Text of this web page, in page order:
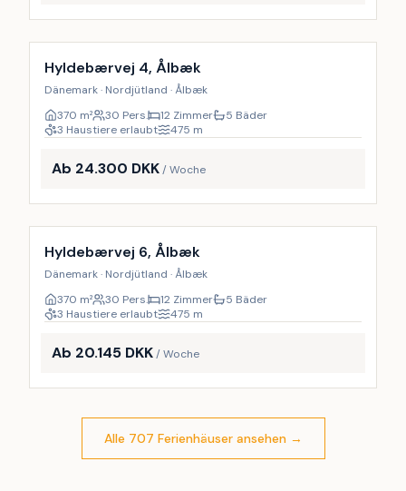
Inkl. Endreinigung
Hyldebærvej 4, Ålbæk
Dänemark · Nordjütland · Ålbæk
370 m² 30 Pers. 12 Zimmer
5 Bäder
3 Haustiere erlaubt
475 m
Ab 24.300 DKK/ Woche
Inkl. Endreinigung
Hyldebærvej 6, Ålbæk
Dänemark · Nordjütland · Ålbæk
370 m² 30 Pers. 12 Zimmer
5 Bäder
3 Haustiere erlaubt
475 m
Ab 20.145 DKK/ Woche
Alle 707 Ferienhäuser ansehen→